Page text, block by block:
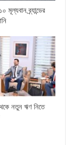
মূল্যবান ব্র্যান্ডের
নতুন ঋণ নিতে